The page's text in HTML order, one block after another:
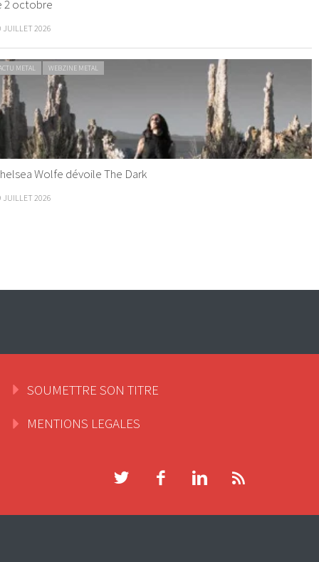
2 octobre
JUILLET 2026
METAL WEBZINE METAL
Wolfe dévoile The Dark
JUILLET 2026
SOUMETTRE SON TITRE
MENTIONS LEGALES